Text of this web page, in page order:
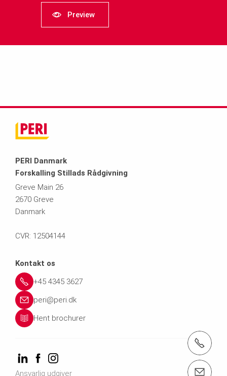
Kontakt os kundeservice@peri.dk
Preview
PERI Danmark
Forskalling Stillads Rådgivning
Greve Main 26
2670 Greve
Danmark
CVR: 12504144
Kontakt os
+45 4345 3627
peri@peri.dk
Hent brochurer
Ansvarlig udgiver